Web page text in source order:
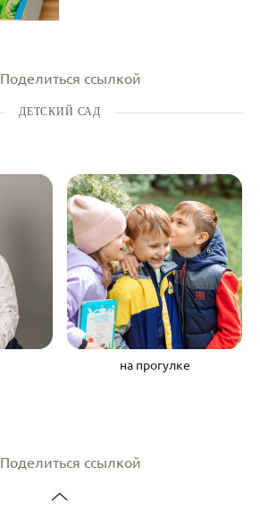
Поделиться ссылкой
ДЕТСКИЙ САД
на прогулке
Поделиться ссылкой